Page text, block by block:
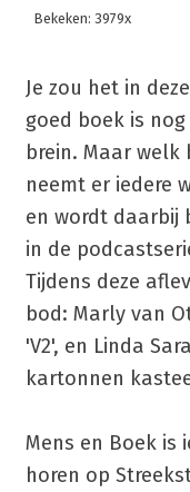
Bekeken: 3979x
Je zou het in
goed boek is
brein. Maar welk
neemt er iedere
en wordt daarbij
in de
Tijdens deze
bod: Marly van
'V2', en Linda
kartonnen
Mens en Boek is
horen op